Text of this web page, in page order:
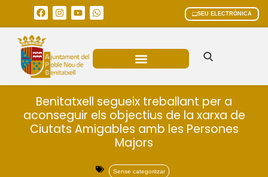
SEU ELECTRÒNICA
Benitatxell segueix treballant per a
aconseguir els objectius de la xarxa de
Ciutats Amigables amb les Persones
Majors
Sense categoritzar